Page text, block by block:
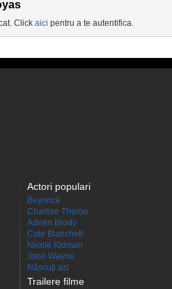
Click aici pentru a te autentifica.
Actori populari
Beyoncé
Charlize Theron
Adrien Brody
Cate Blanchett
Nicole Kidman
John Wayne
Născuţi azi
Trailere filme